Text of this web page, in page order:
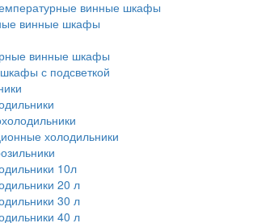
винные шкафы
винные шкафы
винные шкафы
с подсветкой
холодильники
10л
20 л
30 л
40 л